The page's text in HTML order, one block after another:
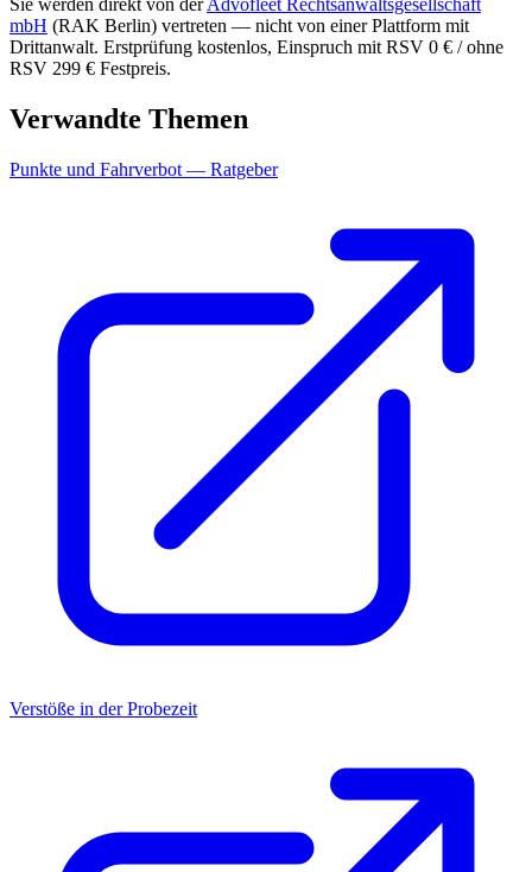
Sie werden direkt von der Advofleet Rechtsanwaltsgesellschaft
mbH (RAK Berlin) vertreten — nicht von einer Plattform mit
Drittanwalt. Erstprüfung kostenlos, Einspruch mit RSV 0 € / ohne
RSV 299 € Festpreis.
Verwandte Themen
Punkte und Fahrverbot — Ratgeber
Verstöße in der Probezeit